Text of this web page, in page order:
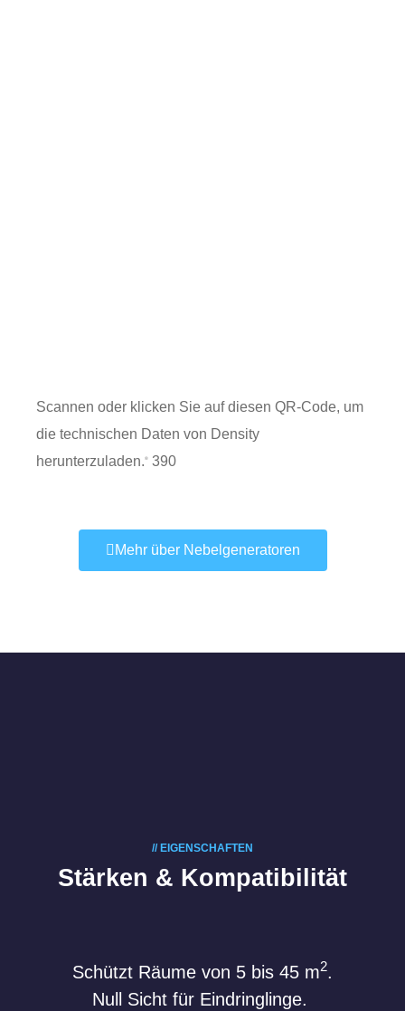
Scannen oder klicken Sie auf diesen QR-Code, um
die technischen Daten von Density
herunterzuladen. ® 390
Mehr über Nebelgeneratoren
// EIGENSCHAFTEN
Stärken & Kompatibilität
Schützt Räume von 5 bis 45 m2.
Null Sicht für Eindringlinge.